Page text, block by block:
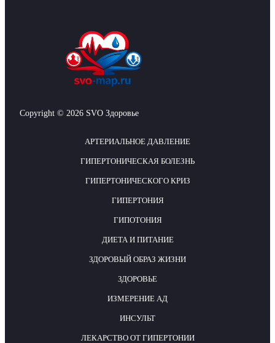
Copyright © 2026 SVO Здоровье
АРТЕРИАЛЬНОЕ ДАВЛЕНИЕ
ГИПЕРТОНИЧЕСКАЯ БОЛЕЗНЬ
ГИПЕРТОНИЧЕСКОГО КРИЗ
ГИПЕРТОНИЯ
ГИПОТОНИЯ
ДИЕТА И ПИТАНИЕ
ЗДОРОВЫЙ ОБРАЗ ЖИЗНИ
ЗДОРОВЬЕ
ИЗМЕРЕНИЕ АД
ИНСУЛЬТ
ЛЕКАРСТВО ОТ ГИПЕРТОНИИ